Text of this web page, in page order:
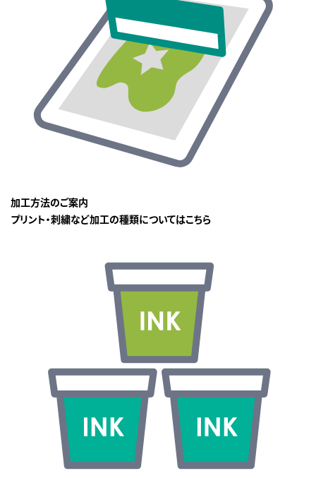
加工方法のご案内
プリント・刺繍など加工の種類についてはこちら